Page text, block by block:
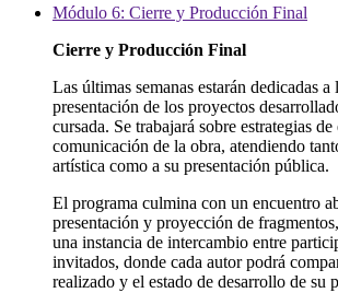
Módulo 6: Cierre y Producción Final
Cierre y Producción Final
Las últimas semanas estarán dedicadas
presentación de los proyectos
cursada. Se trabajará sobre estrategias
comunicación de la obra, atendiendo
artística como a su presentación pública.
El programa culmina con un encuentro
presentación y proyección de
una instancia de intercambio entre
invitados, donde cada autor podrá
realizado y el estado de desarrollo de su